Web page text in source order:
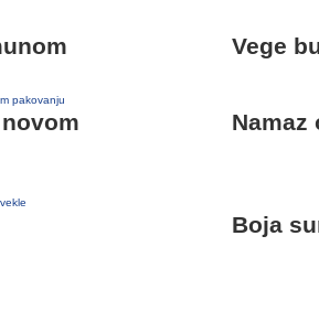
Vege
Namaz
Boja